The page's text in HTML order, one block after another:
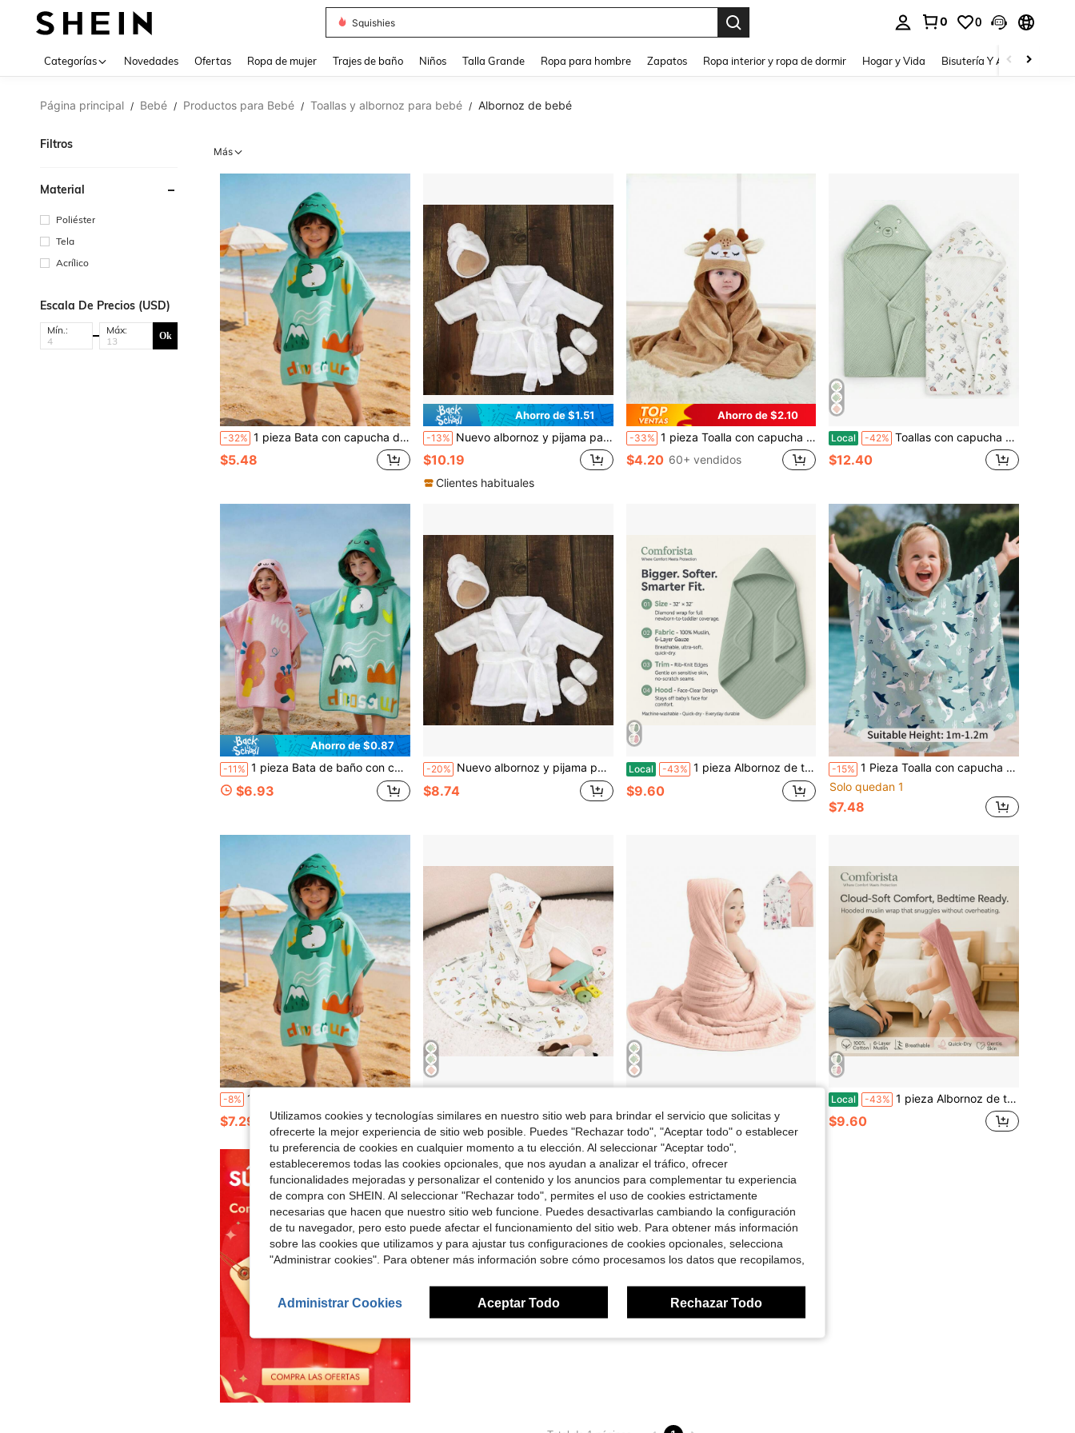
Musera 0 0
Categorías Novedades Ofertas Ropa de mujer Trajes de baño Niños Talla Grande Ropa para hombre Zapatos Ropa interior y ropa de dormir Hogar y Vida Bisutería Y Accesorios
Página principal / Bebé / Productos para Bebé / Toallas y albornoz para bebé / Albornoz de bebé
Filtros
Material
Poliéster
Tela
Acrílico
Escala De Precios (USD)
Mín.: Máx: Ok
Más
-32% 1 pieza Bata con capucha de dibujos animados para bebé, poncho de playa para niños, capa de playa de fibra súper suave con diseño de dibujos animados, multicolor, de secado rápido y absorbente, cómoda y lavable a máquina sin desteñir ni soltar pelusa
$5.48
Ahorro de $1.51
-13% Nuevo albornoz y pijama para bebé, adecuado para niños y niñas
$10.19
Clientes habituales
Ahorro de $2.10
-33% 1 pieza Toalla con capucha para bebé, diseño de cara de animal neutral, capa de infante, toalla de baño con patrón de animal único para recién nacidos, super suave de felpa de coral, toalla de baño con diseño de dibujos animados, adecuada para todas las estaciones
$4.20 60+ vendidos
Local -42% Toallas con capucha para bebés de David's Kids, grandes 32"X32", 6 capas 100% algodón de muselina absorbente, toalla de baño para niña recién nacida, bebé y niño pequeño.
$12.40
Ahorro de $0.87
-11% 1 pieza Bata de baño con capucha y diseño de dibujos animados para niños, estampado de dibujos animados lindo, toalla de baño absorbente y de secado rápido para bebés, diseño con capucha de dibujos animados, esencial para el baño, la natación y la playa de bebés!
$6.93
-20% Nuevo albornoz y pijama para bebé, adecuado para niños y niñas
$8.74
Local -43% 1 pieza Albornoz de tela verde para bebé
$9.60
-15% 1 Pieza Toalla con capucha para bebés Toalla de playa para niños y niñas, apta para bebés con una altura de 1m-1.2m, Toalla de baño con capucha con diseño de sirena, Toalla de piscina con capucha para niños pequeños
Solo quedan 1
$7.48
-8% 1 pieza Bata con capucha de dibujos animados para bebé, poncho de playa para niños, capa de playa de fibra súper suave con diseño de dibujos animados, multicolor, de secado rápido y absorbente, cómoda y lavable a máquina sin desteñir ni soltar pelusa
$7.29 $12.40 $12.40
Local -43% 1 pieza Albornoz de tela para bebé de color aleatorio
$9.60
Utilizamos cookies y tecnologías similares en nuestro sitio web para brindar el servicio que solicitas y
ofrecerte la mejor experiencia de sitio web posible. Puedes "Rechazar todo", "Aceptar todo" o establecer
tu preferencia de cookies en cualquier momento a tu elección. Al seleccionar "Aceptar todo",
estableceremos todas las cookies opcionales, que nos ayudan a analizar el tráfico, ofrecer
funcionalidades mejoradas y personalizar el contenido y los anuncios para complementar tu experiencia
de compra con SHEIN. Al seleccionar "Rechazar todo", permites el uso de cookies estrictamente
necesarias que hacen que nuestro sitio web funcione. Puedes desactivarlas cambiando la configuración
de tu navegador, pero esto puede afectar el funcionamiento del sitio web. Para obtener más información
sobre las cookies que utilizamos y para ajustar tus configuraciones de cookies opcionales, selecciona
"Administrar cookies". Para obtener más información sobre cómo procesamos los datos que recopilamos,
Administrar Cookies Aceptar Todo Rechazar Todo